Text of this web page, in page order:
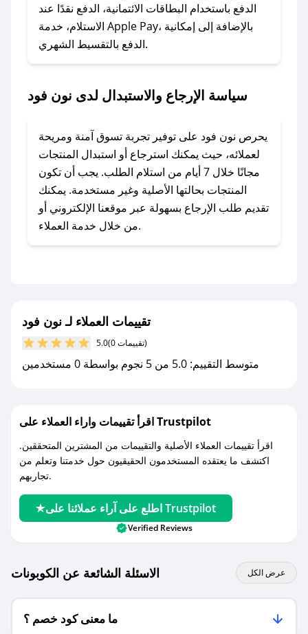
### ماذا أفعل إذا لم أجد كود خصم لمتجري
المفضل؟
في حال عدم توفر كوبونات لمتجرك المفضل، يمكنك
أسرع وقت ممكن.
### كيف تحصل على كوبونات خصم حصرية من
نون فود؟
للحصول على كوبونات وخصومات حصرية، قم بما
يلي:
- اضغط على أيقونة متابعة لمتجر نون فود في تطبيق
صحصح.
مع صحصح، تسوق بذكاء ووفّر على كل مشترياتك مع
الدفع باستخدام البطاقات الائتمانية، الدفع نقدًا عند
الاستلام، خدمة Apple Pay، بالإضافة إلى إمكانية
الدفع بالتقسيط الشهري.
سياسة الإرجاع والاستبدال لدى نون فود
يحرص نون فود على توفير تجربة تسوق آمنة ومريحة
لعملائه، حيث يمكنك استرجاع أو استبدال المنتجات
مجانًا خلال 7 أيام من استلام الطلب. يجب أن تكون
المنتجات بحالتها الأصلية وغير مستخدمة. يمكنك
تقديم طلب الإرجاع بسهولة عبر موقعنا الإلكتروني أو
من خلال خدمة العملاء.
تقييمات العملاء لـ نون فود
5.0 (0 تقييمات)
متوسط التقييم: 5.0 من 5 نجوم بواسطة 0 مستخدمين
اقرأ تقييمات واراء العملاء على Trustpilot
اقرأ تقييمات العملاء الأصلية والتقييمات من المشترين المتحققين.
اكتشف ما يعتقده المستخدمون الحقيقيون حول خدمتنا وتعلم من
تجاربهم.
اطلع على آراء عملائنا على Trustpilot
Verified Reviews
الاسئلة الشائعة عن الكوبونات عرض الكل
ما معنى كود خصم ؟